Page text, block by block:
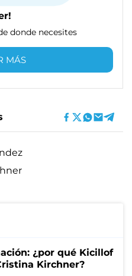
donde necesites
MÁS
¿por qué Kicillof
Kirchner?